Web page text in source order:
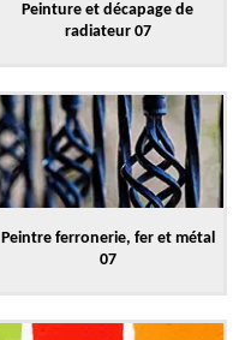
Peinture et décapage de
radiateur 07
Peintre ferronerie, fer et métal
07